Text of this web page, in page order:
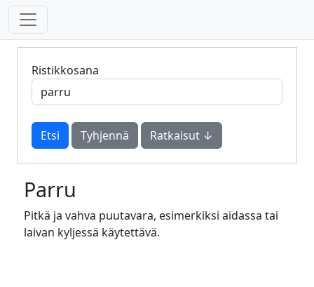
Ristikkosana
Tyhjennä Ratkaisut ↓
Parru
Pitkä ja vahva puutavara, esimerkiksi aidassa tai
laivan kyljessä käytettävä.